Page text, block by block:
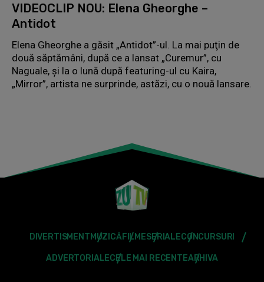
VIDEOCLIP NOU: Elena Gheorghe –
Antidot
Elena Gheorghe a găsit „Antidot”-ul. La mai puţin de
două săptămâni, după ce a lansat „Curemur”, cu
Naguale, şi la o lună după featuring-ul cu Kaira,
„Mirror”, artista ne surprinde, astăzi, cu o nouă lansare.
DIVERTISMENT MUZICĂFILMESERIALECONCURSURI
ADVERTORIALECELE MAI RECENTEARHIVA